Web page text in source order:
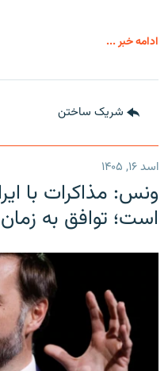
ادامه خبر ...
شریک ساختن
اسد ۱۶, ۱۴۰۵
ونس: مذاکرات با
است؛ توافق به